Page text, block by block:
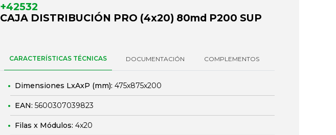
+42532
CAJA DISTRIBUCIÓN PRO (4x20) 80md P200 SUP
CARACTERÍSTICAS TÉCNICAS DOCUMENTACIÓN COMPLEMENTOS
Dimensiones LxAxP (mm): 475x875x200
EAN: 5600307039823
Filas x Módulos: 4x20